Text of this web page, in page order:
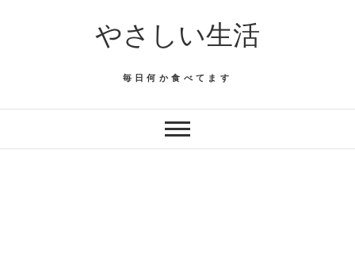
やさしい生活
毎日何か食べてます